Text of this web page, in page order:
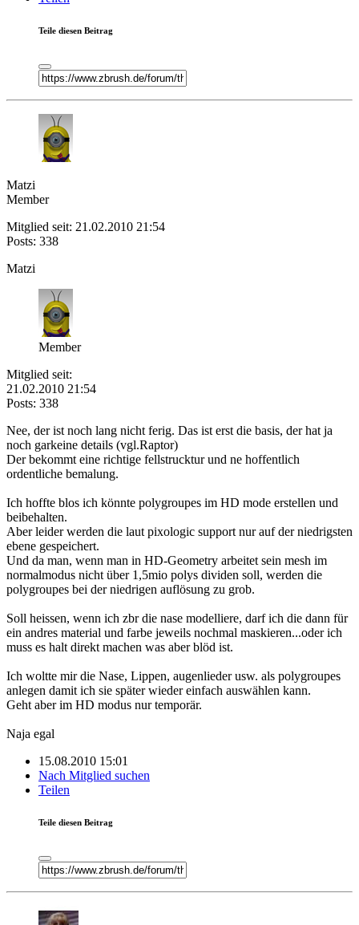
Teile diesen Beitrag
Matzi
Member
Mitglied seit: 21.02.2010 21:54
Posts: 338
Matzi
Member
Mitglied seit:
21.02.2010 21:54
Posts: 338
Nee, der ist noch lang nicht ferig. Das ist erst die basis, der hat ja
noch garkeine details (vgl.Raptor)
Der bekommt eine richtige fellstrucktur und ne hoffentlich
ordentliche bemalung.
Ich hoffte blos ich könnte polygroupes im HD mode erstellen und
beibehalten.
Aber leider werden die laut pixologic support nur auf der niedrigsten
ebene gespeichert.
Und da man, wenn man in HD-Geometry arbeitet sein mesh im
normalmodus nicht über 1,5mio polys dividen soll, werden die
polygroupes bei der niedrigen auflösung zu grob.
Soll heissen, wenn ich zbr die nase modelliere, darf ich die dann für
ein andres material und farbe jeweils nochmal maskieren...oder ich
muss es halt direkt machen was aber blöd ist.
Ich woltte mir die Nase, Lippen, augenlieder usw. als polygroupes
anlegen damit ich sie später wieder einfach auswählen kann.
Geht aber im HD modus nur temporär.
Naja egal
15.08.2010 15:01
Nach Mitglied suchen
Teilen
Teile diesen Beitrag